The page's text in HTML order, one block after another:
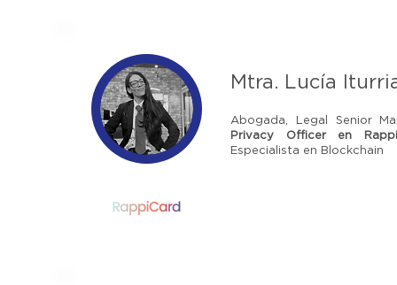
Mtra. Lucía
Abogada, Legal Senior
Privacy Officer en
Especialista en Blockchain